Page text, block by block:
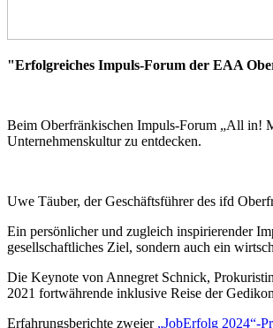
"Erfolgreiches Impuls-Forum der EAA
Beim Oberfränkischen Impuls-Forum „All in!
Unternehmenskultur zu entdecken.
Uwe Täuber, der Geschäftsführer des ifd
Ein persönlicher und zugleich inspirierender
gesellschaftliches Ziel, sondern auch ein
Die Keynote von Annegret Schnick,
2021 fortwährende inklusive Reise der
Erfahrungsberichte zweier „JobErfolg 2024“-